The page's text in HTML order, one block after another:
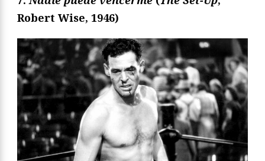
Robert Wise, 1946)